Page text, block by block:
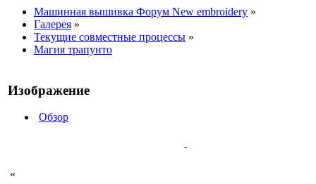
Машинная вышивка Форум New embroidery »
Галерея »
Текущие совместные процессы »
Магия трапунто
Изображение
Обзор
«